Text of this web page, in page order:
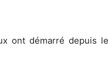
ont démarré depuis